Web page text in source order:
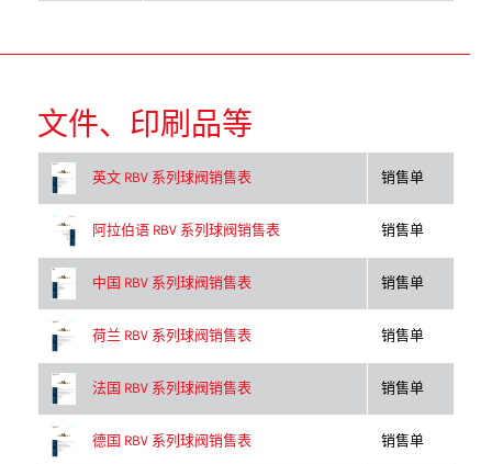
文件、印刷品等
英文 RBV 系列球阀销售表 销售单
阿拉伯语 RBV 系列球阀销售表 销售单
中国 RBV 系列球阀销售表 销售单
荷兰 RBV 系列球阀销售表 销售单
法国 RBV 系列球阀销售表 销售单
德国 RBV 系列球阀销售表 销售单